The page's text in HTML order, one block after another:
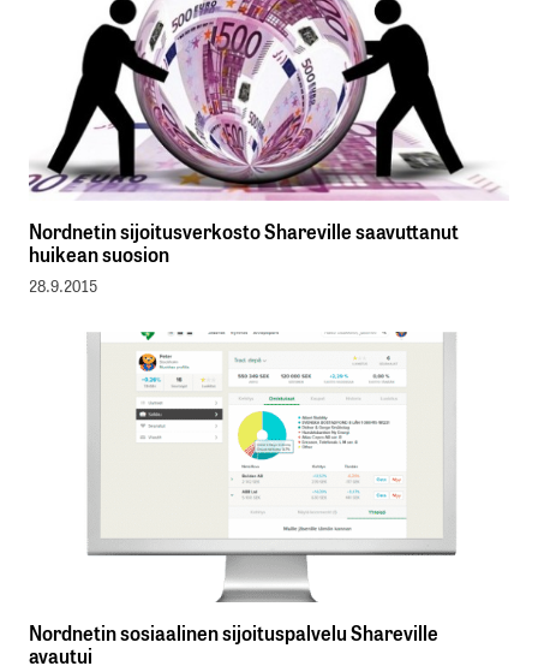
Nordnetin sijoitusverkosto Shareville saavuttanut
huikean suosion
28.9.2015
Nordnetin sosiaalinen sijoituspalvelu Shareville
avautui